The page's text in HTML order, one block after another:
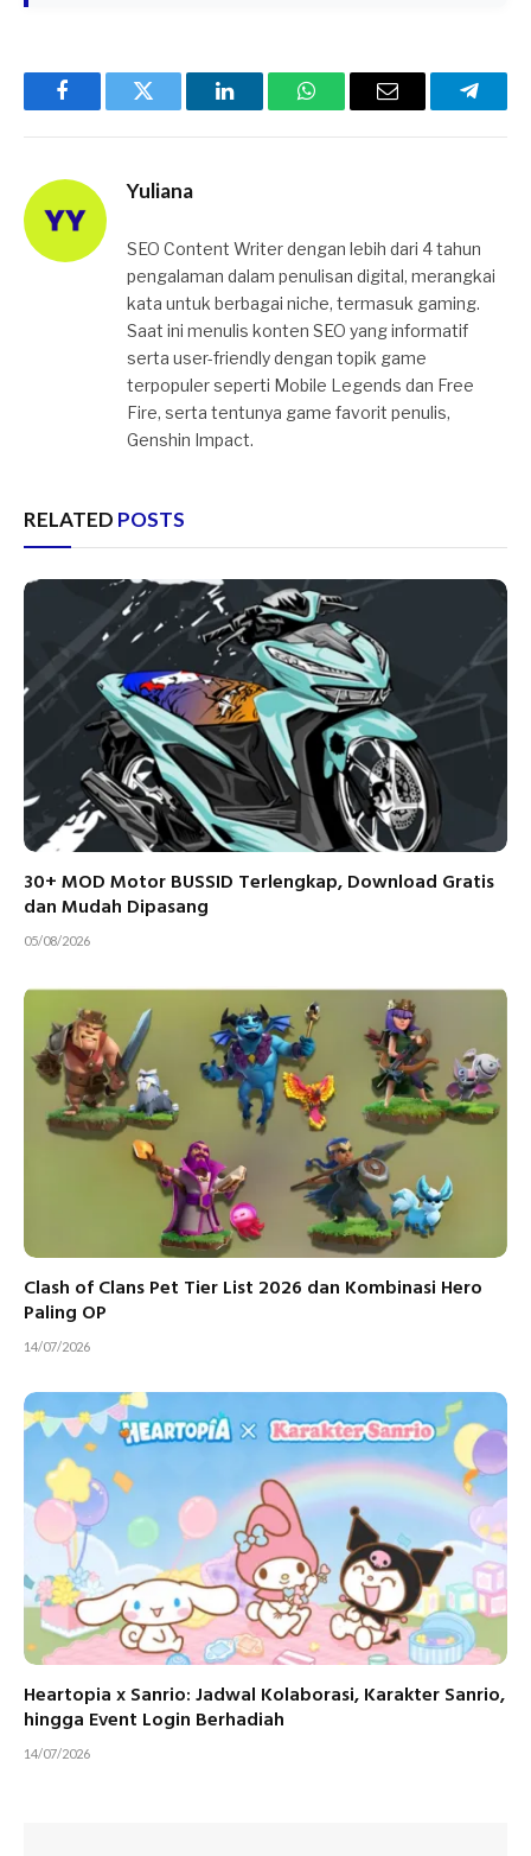
FacebookTwitter LinkedInWhatsAppEmail
Yuliana
SEO Content Writer dengan lebih dari 4 tahun
pengalaman dalam penulisan digital, merangkai
kata untuk berbagai niche, termasuk gaming.
Saat ini menulis konten SEO yang informatif
serta user-friendly dengan topik game
terpopuler seperti Mobile Legends dan Free
Fire, serta tentunya game favorit penulis,
Genshin Impact.
RELATED POSTS
30+ MOD Motor BUSSID Terlengkap, Download Gratis
dan Mudah Dipasang
05/08/2026
Clash of Clans Pet Tier List 2026 dan Kombinasi Hero
Paling OP
14/07/2026
Heartopia x Sanrio: Jadwal Kolaborasi, Karakter Sanrio,
hingga Event Login Berhadiah
14/07/2026